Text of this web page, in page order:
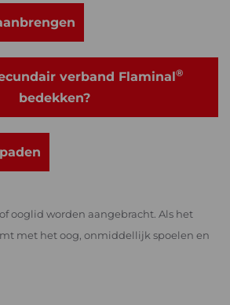
verband Flaminal®
bedekken?
ooglid worden aangebracht. Als het
met het oog, onmiddellijk spoelen en